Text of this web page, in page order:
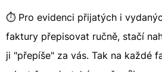
⏱ Pro evidenci přijatých i
faktury přepisovat ručně, stačí
ji "přepíše" za vás. Tak na každé